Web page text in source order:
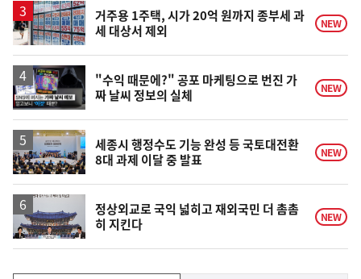
승
거주용 1주택, 시가 20억 원까지 종부세 과
세 대상서 제외
NEW
영
상
"수익 때문에?" 공포 마케팅으로 번진 가
짜 날씨 정보의 실체
NEW
세종시 행정수도 기능 완성 등 국토대전환
8대 과제 이달 중 발표
NEW
정상외교로 국익 넓히고 재외국민 더 촘촘
히 지킨다
NEW